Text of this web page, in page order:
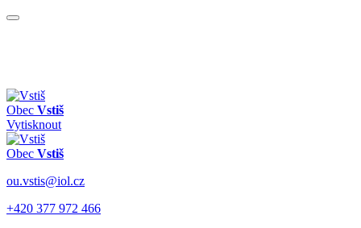
Obec Vstiš
Vytisknout
Obec Vstiš
ou.vstis@iol.cz
+420 377 972 466